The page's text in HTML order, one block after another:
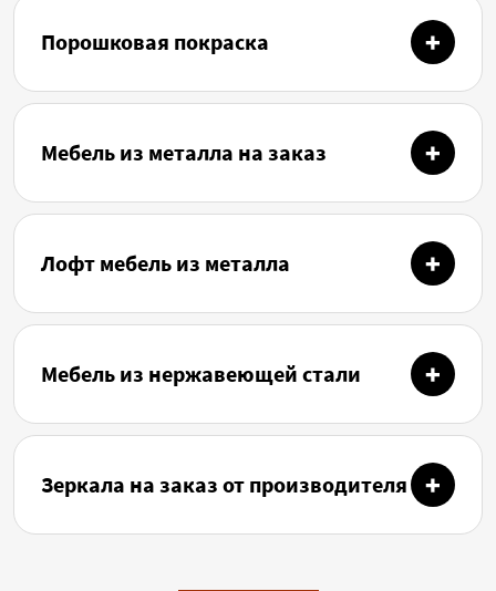
Порошковая покраска
Мебель из металла на заказ
Лофт мебель из металла
Мебель из нержавеющей стали
Зеркала на заказ от производителя